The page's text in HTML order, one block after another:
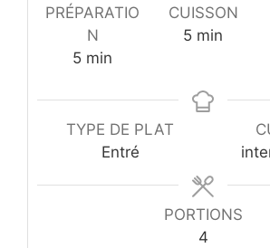
PRÉPARATIO
N
5minutes
min
CUISSON
5minutes
min
TYPE DE PLAT
Entré
PORTIONS
4